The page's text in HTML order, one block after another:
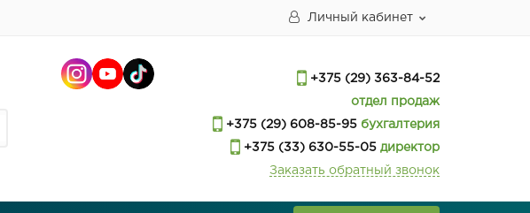
Личный кабинет
+375 (29) 363-84-52
отдел продаж
+375 (29) 608-85-95 бухгалтерия
+375 (33) 630-55-05 директор
Заказать обратный звонок